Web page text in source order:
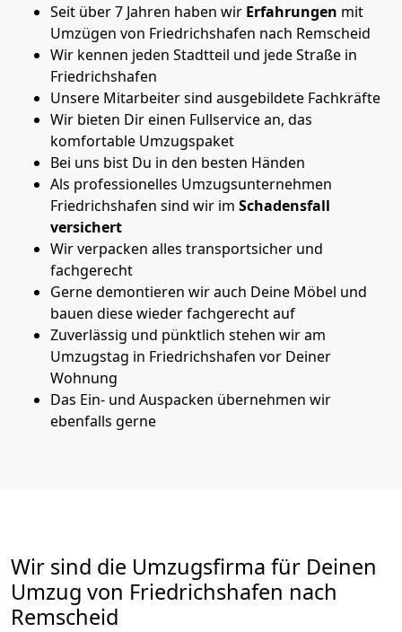
Seit über 7 Jahren haben wir Erfahrungen mit
Umzügen von Friedrichshafen nach Remscheid
Wir kennen jeden Stadtteil und jede Straße in
Friedrichshafen
Unsere Mitarbeiter sind ausgebildete Fachkräfte
Wir bieten Dir einen Fullservice an, das
komfortable Umzugspaket
Bei uns bist Du in den besten Händen
Als professionelles Umzugsunternehmen
Friedrichshafen sind wir im Schadensfall
versichert
Wir verpacken alles transportsicher und
fachgerecht
Gerne demontieren wir auch Deine Möbel und
bauen diese wieder fachgerecht auf
Zuverlässig und pünktlich stehen wir am
Umzugstag in Friedrichshafen vor Deiner
Wohnung
Das Ein- und Auspacken übernehmen wir
ebenfalls gerne
Wir sind die Umzugsfirma für Deinen
Umzug von Friedrichshafen nach
Remscheid